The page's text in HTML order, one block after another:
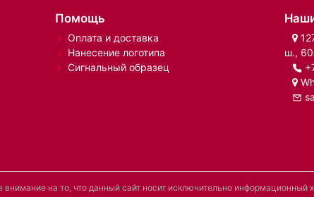
Помощь
Оплата и доставка
Нанесение логотипа
Сигнальный образец
ш.,
на то, что данный сайт носит исключительно информационный